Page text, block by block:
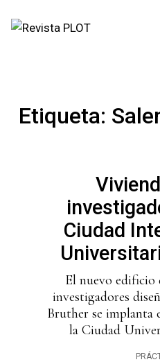
Etiqueta:
Ciudad
El nuevo edificio
investigadores
Bruther se implanta
la Ciudad